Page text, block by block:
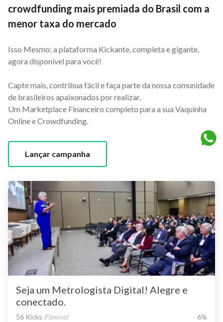
crowdfunding mais premiada do Brasil com a
menor taxa do mercado
Isso Mesmo: a plataforma Kickante, completa e gigante,
agora disponível para você!
Capte mais, contribua fácil e faça parte da nossa comunidade
de brasileiros apaixonados por realizar.
Um Marketplace Financeiro completo para a sua Vaquinha
Online e Crowdfunding.
Lançar campanha
Seja um Metrologista Digital! Alegre e
conectado.
56 Kicks Flexível 6%